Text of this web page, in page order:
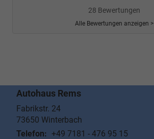
28 Bewertungen
Alle Bewertungen anzeigen >
Autohaus Rems
Fabrikstr. 24
73650 Winterbach
Telefon: +49 7181 - 476 95 15